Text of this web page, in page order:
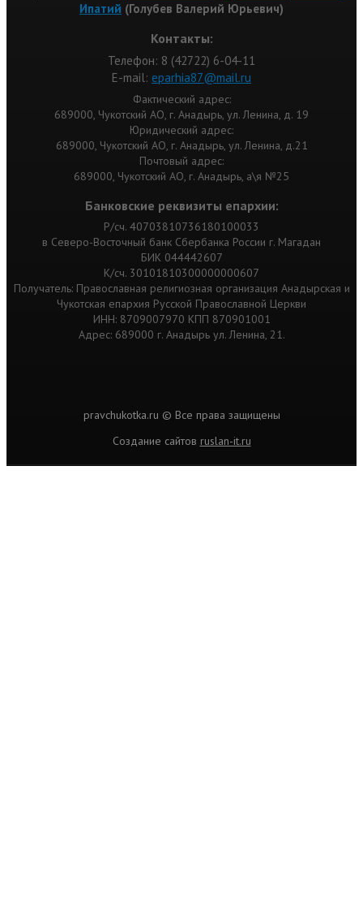
Ипатий (Голубев Валерий Юрьевич)
Контакты:
Телефон: 8 (42722) 6-04-11
Е-mail: eparhia87@mail.ru
Фактический адрес:
689000, Чукотский АО, г. Анадырь, ул. Ленина, д. 19
Юридический адрес:
689000, Чукотский АО, г. Анадырь, ул. Ленина, д.21
Почтовый адрес:
689000, Чукотский АО, г. Анадырь, а\я №25
Банковские реквизиты епархии:
Р/сч. 40703810736180100033
в Северо-Восточный банк Сбербанка России г. Магадан
БИК 044442607
К/сч. 30101810300000000607
Получатель: Православная религиозная организация Анадырская и
Чукотская епархия Русской Православной Церкви
ИНН: 8709007970 КПП 870901001
Адрес: 689000 г. Анадырь ул. Ленина, 21.
pravchukotka.ru © Все права защищены
Cоздание сайтов ruslan-it.ru